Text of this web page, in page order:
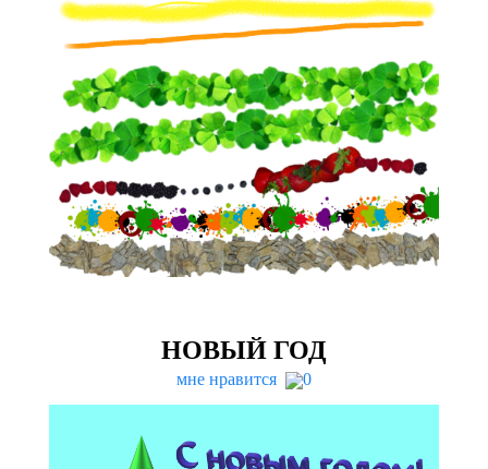
НОВЫЙ ГОД
мне нравится 0